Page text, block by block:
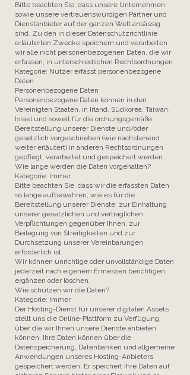
Bitte beachten Sie, dass unsere Unternehmen
sowie unsere vertrauenswürdigen Partner und
Dienstanbieter auf der ganzen Welt ansässig
sind. Zu den in dieser Datenschutzrichtlinie
erläuterten Zwecke speichern und verarbeiten
wir alle nicht personenbezogenen Daten, die wir
erfassen, in unterschiedlichen Rechtsordnungen.
Kategorie: Nutzer erfasst personenbezogene
Daten
Personenbezogene Daten
Personenbezogene Daten können in den
Vereinigten Staaten, in Irland, Südkorea, Taiwan,
Israel und soweit für die ordnungsgemäße
Bereitstellung unserer Dienste und/oder
gesetzlich vorgeschrieben (wie nachstehend
weiter erläutert) in anderen Rechtsordnungen
gepflegt, verarbeitet und gespeichert werden.
Wie lange werden die Daten vorgehalten?
Kategorie: Immer
Bitte beachten Sie, dass wir die erfassten Daten
so lange aufbewahren, wie es für die
Bereitstellung unserer Dienste, zur Einhaltung
unserer gesetzlichen und vertraglichen
Verpflichtungen gegenüber Ihnen, zur
Beilegung von Streitigkeiten und zur
Durchsetzung unserer Vereinbarungen
erforderlich ist.
Wir können unrichtige oder unvollständige Daten
jederzeit nach eigenem Ermessen berichtigen,
ergänzen oder löschen.
Wie schützen wir die Daten?
Kategorie: Immer
Der Hosting-Dienst für unserer digitalen Assets
stellt uns die Online-Plattform zu Verfügung,
über die wir Ihnen unsere Dienste anbieten
können. Ihre Daten können über die
Datenspeicherung, Datenbanken und allgemeine
Anwendungen unseres Hosting-Anbieters
gespeichert werden. Er speichert Ihre Daten auf